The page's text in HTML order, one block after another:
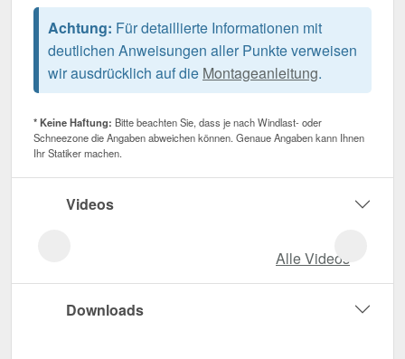
Achtung: Für detaillierte Informationen mit
deutlichen Anweisungen aller Punkte verweisen
wir ausdrücklich auf die Montageanleitung.
* Keine Haftung: Bitte beachten Sie, dass je nach Windlast- oder
Schneezone die Angaben abweichen können. Genaue Angaben kann Ihnen
Ihr Statiker machen.
Videos
Alle Videos
Downloads